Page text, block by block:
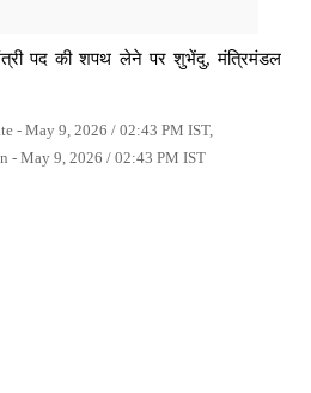
पद की शपथ लेने पर शुभेंदु, मंत्रिमंडल
- May 9, 2026 / 02:43 PM IST,
- May 9, 2026 / 02:43 PM IST